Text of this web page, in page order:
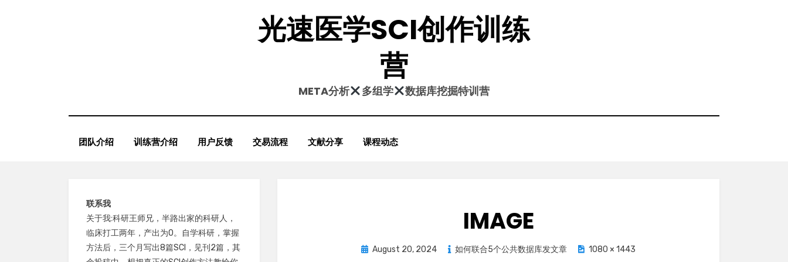
光速医学SCI创作训练
营
META分析 多组学 数据库挖掘特训营
团队介绍 训练营介绍 用户反馈 交易流程 文献分享 课程动态
IMAGE
Posted
August 20, 2024 如何联合5个公共数据库发文章 1080 × 1443
联系我
关于我:科研王师兄，半路出家的科研人，
临床打工两年，产出为0。自学科研，掌握
方法后，三个月写出8篇SCI，见刊2篇，其